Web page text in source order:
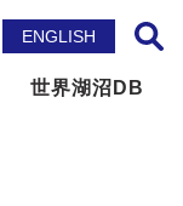
ENGLISH
世界湖沼DB